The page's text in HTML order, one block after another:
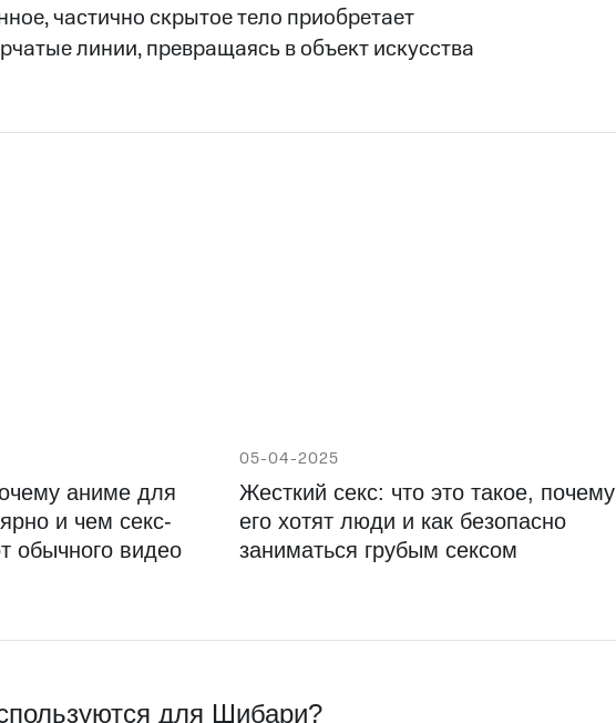
частично скрытое тело приобретает
линии, превращаясь в объект искусства
аниме для
и чем секс-
обычного видео
05-04-2025
Жесткий секс: что это такое, почему
его хотят люди и как безопасно
заниматься грубым сексом
для Шибари?